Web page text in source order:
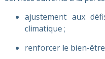
ajustement aux
climatique ;
renforcer le bien-